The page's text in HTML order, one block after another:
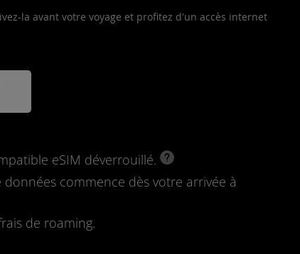
la avant votre voyage et profitez d'un accès internet
eSIM déverrouillé.
commence dès votre arrivée à
de roaming.